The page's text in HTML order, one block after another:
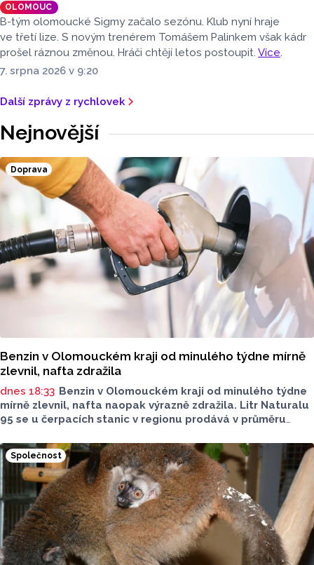
OLOMOUC
B-tým olomoucké Sigmy začalo sezónu. Klub nyní hraje
ve třetí lize. S novým trenérem Tomášem Palinkem však kádr
prošel ráznou změnou. Hráči chtějí letos postoupit. Více.
7. srpna 2026 v 9:20
Další zprávy z rychlovek
Nejnovější
Doprava
Benzin v Olomouckém kraji od minulého týdne mírně
zlevnil, nafta zdražila
dnes 18:33 Benzin v Olomouckém kraji od minulého týdne
mírně zlevnil, nafta naopak výrazně zdražila. Litr Naturalu
95 se u čerpacích stanic v regionu prodává v průměru
O 84 haléřů zdražila nafta, za litr teď řidiči dají průměrně
44,84 koruny. Podle údajů společnosti CCS, která ceny
sleduje, je benzin v současnosti o 7,73 koruny dražší než
před rokem, za naftu tehdy motoristé platili o 11,31
koruny méně.
Společnost